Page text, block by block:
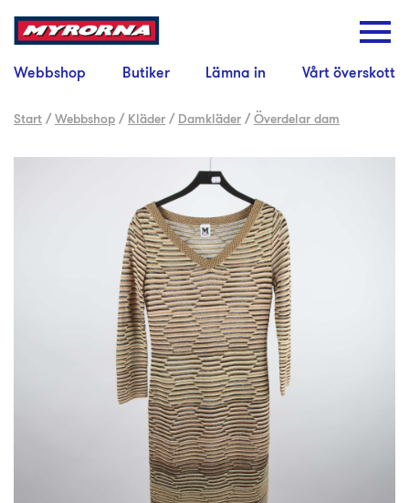
Webbshop Butiker Lämna in Vårt överskott
Start /Webbshop / Kläder / Damkläder /Överdelar dam